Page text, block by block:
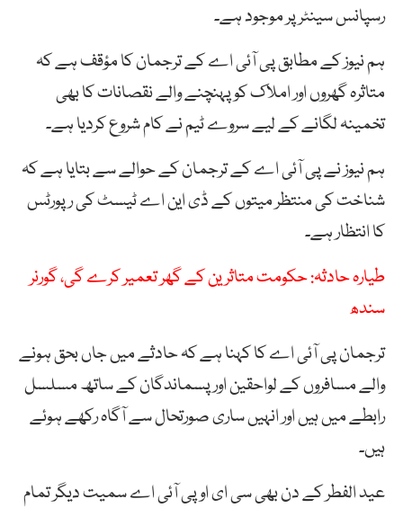
رسپانس سینٹر پر موجود ہے۔
ہم نیوز کے مطابق پی آئی اے کے ترجمان کا مؤقف ہے کہ
متاثرہ گھروں اور املاک کو پہنچنے والے نقصانات کا بھی
تخمینہ لگانے کے لیے سروے ٹیم نے کام شروع کردیا ہے۔
ہم نیوز نے پی آئی اے کے ترجمان کے حوالے سے بتایا ہے کہ
شناخت کی منتظر میتوں کے ڈی این اے ٹیسٹ کی رپورٹس
کا انتظار ہے۔
طیارہ حادثہ: حکومت متاثرین کے گھر تعمیر کرے گی، گورنر
سندھ
ترجمان پی آئی اے کا کہنا ہے کہ حادثے میں جاں بحق ہونے
والے مسافروں کے لواحقین اور پسماندگان کے ساتھ مسلسل
رابطے میں ہیں اور انہیں ساری صورتحال سے آگاہ رکھے ہوئے
ہیں۔
عید الفطر کے دن بھی سی ای او پی آئی اے سمیت دیگر تمام